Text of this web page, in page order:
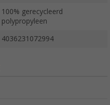
100% gerecycleerd
polypropyleen
4036231072994